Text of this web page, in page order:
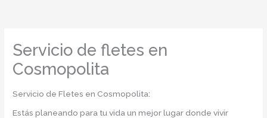
Servicio de fletes en
Cosmopolita
Servicio de Fletes en Cosmopolita:
Estás planeando para tu vida un mejor lugar donde vivir